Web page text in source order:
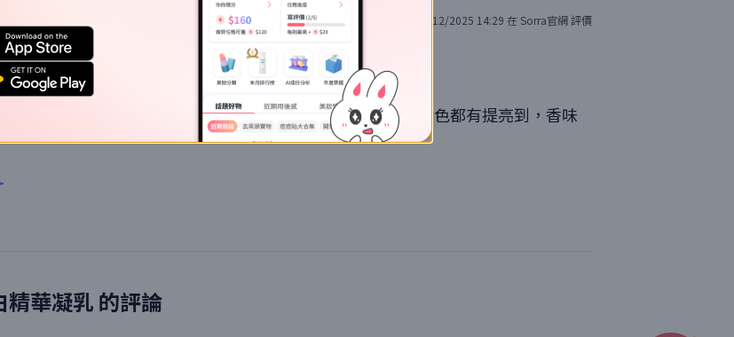
23/12/2025 14:29 在Sorra官網評價
乾嘅人，可能要再額外用多層比較滋潤嘅lotion 用完整體膚色都有提亮到，香味
精華凝乳的評論